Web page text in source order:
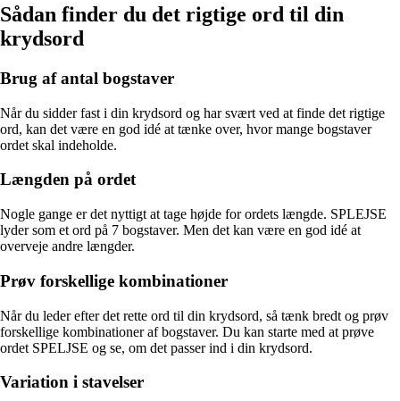
Sådan finder du det rigtige ord til din
krydsord
Brug af antal bogstaver
Når du sidder fast i din krydsord og har svært ved at finde det rigtige
ord, kan det være en god idé at tænke over, hvor mange bogstaver
ordet skal indeholde.
Længden på ordet
Nogle gange er det nyttigt at tage højde for ordets længde. SPLEJSE
lyder som et ord på 7 bogstaver. Men det kan være en god idé at
overveje andre længder.
Prøv forskellige kombinationer
Når du leder efter det rette ord til din krydsord, så tænk bredt og prøv
forskellige kombinationer af bogstaver. Du kan starte med at prøve
ordet SPELJSE og se, om det passer ind i din krydsord.
Variation i stavelser